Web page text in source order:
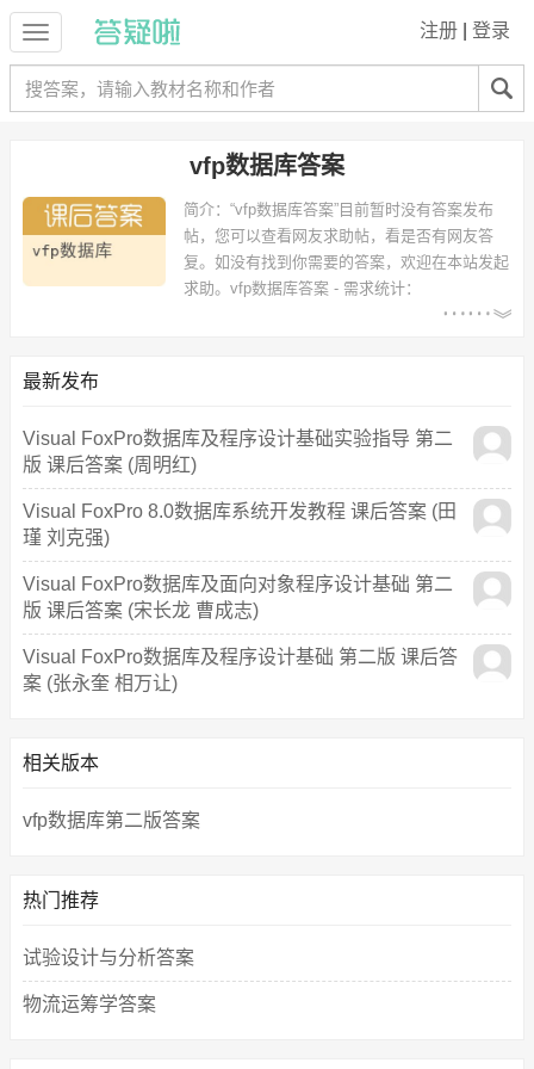
注册 登录
vfp数据库答案
简介： “vfp数据库答案”目前暂时没有答案发布
帖，您可以查看网友求助帖，看是否有网友答
复。如没有找到你需要的答案，欢迎在本站发起
求助。 vfp数据库答案 - 需求统计：
：计算机学院、广播电视学、电子信
以下学校的同学下载过
理工大学、大连交大、湖北大学 等。
最新发布
Visual FoxPro数据库及程序设计基础实验指导 第二
版 课后答案 (周明红)
Visual FoxPro 8.0数据库系统开发教程 课后答案 (田
瑾 刘克强)
Visual FoxPro数据库及面向对象程序设计基础 第二
版 课后答案 (宋长龙 曹成志)
Visual FoxPro数据库及程序设计基础 第二版 课后答
案 (张永奎 相万让)
相关版本
vfp数据库第二版答案
热门推荐
试验设计与分析答案
物流运筹学答案